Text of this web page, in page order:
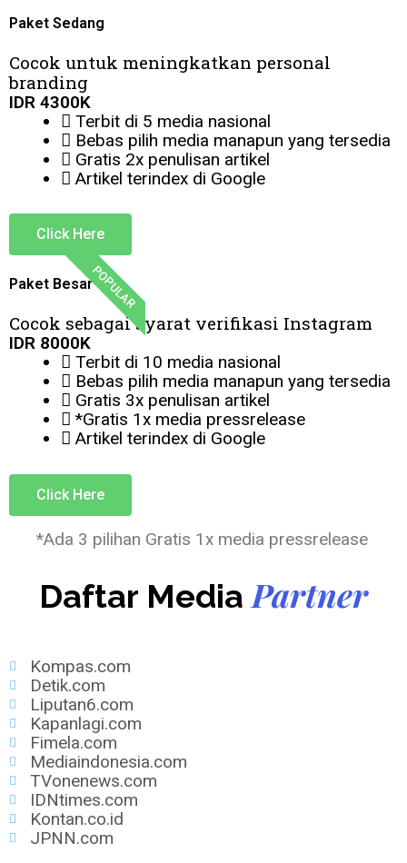
Paket Sedang
Cocok untuk meningkatkan personal
branding
IDR 4300K
Terbit di 5 media nasional
Bebas pilih media manapun yang tersedia
Gratis 2x penulisan artikel
Artikel terindex di Google
Click Here
POPULAR
Paket Besar
Cocok sebagai syarat verifikasi Instagram
IDR 8000K
Terbit di 10 media nasional
Bebas pilih media manapun yang tersedia
Gratis 3x penulisan artikel
*Gratis 1x media pressrelease
Artikel terindex di Google
Click Here
*Ada 3 pilihan Gratis 1x media pressrelease
Daftar Media Partner
Kompas.com
Detik.com
Liputan6.com
Kapanlagi.com
Fimela.com
Mediaindonesia.com
TVonenews.com
IDNtimes.com
Kontan.co.id
JPNN.com